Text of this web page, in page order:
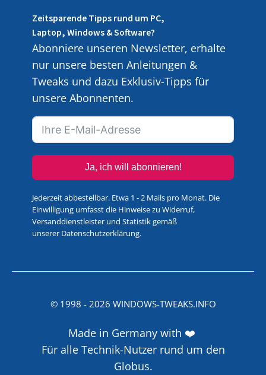
Zeitsparende Tipps rund um PC,
Laptop, Windows & Software?
Abonniere unseren Newsletter, erhalte
nur unsere besten Anleitungen &
Tweaks und dazu Exklusiv-Tipps für
unsere Abonnenten.
Ja, ich will abonnieren!
Jederzeit abbestellbar. Etwa 1 - 2 Mails pro Monat. Die
Einwilligung umfasst die Hinweise zu Widerruf,
Versanddienstleister und Statistik gemäß
unserer Datenschutzerklärung.
© 1998 - 2026 WINDOWS-TWEAKS.INFO
Made in Germany with ❤️
Für alle Technik-Nutzer rund um den
Globus.